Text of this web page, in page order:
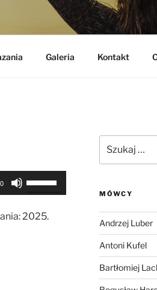
Galeria Kontakt
góry
2025.
MÓWCY
Andrzej Luber
Antoni Kufel
Bartłomiej